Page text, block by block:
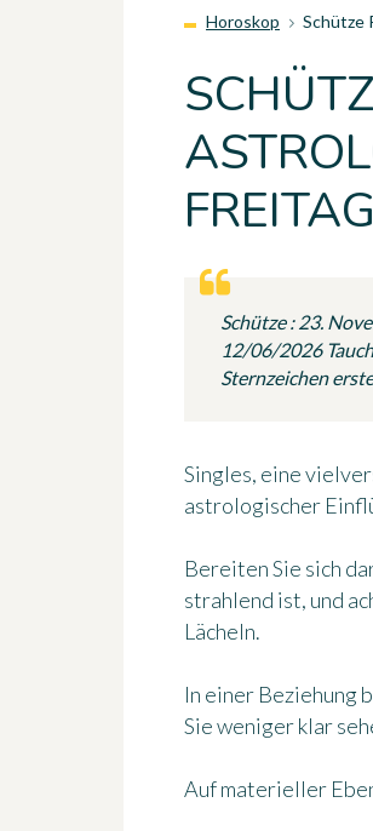
Horoskop Schütze
Schütze : 23.
12/06/2026
Sternzeichen
Singles, eine
astrologischer
Bereiten Sie sich
strahlend ist, und
Lächeln.
In einer Beziehung
Sie weniger klar
Auf materieller